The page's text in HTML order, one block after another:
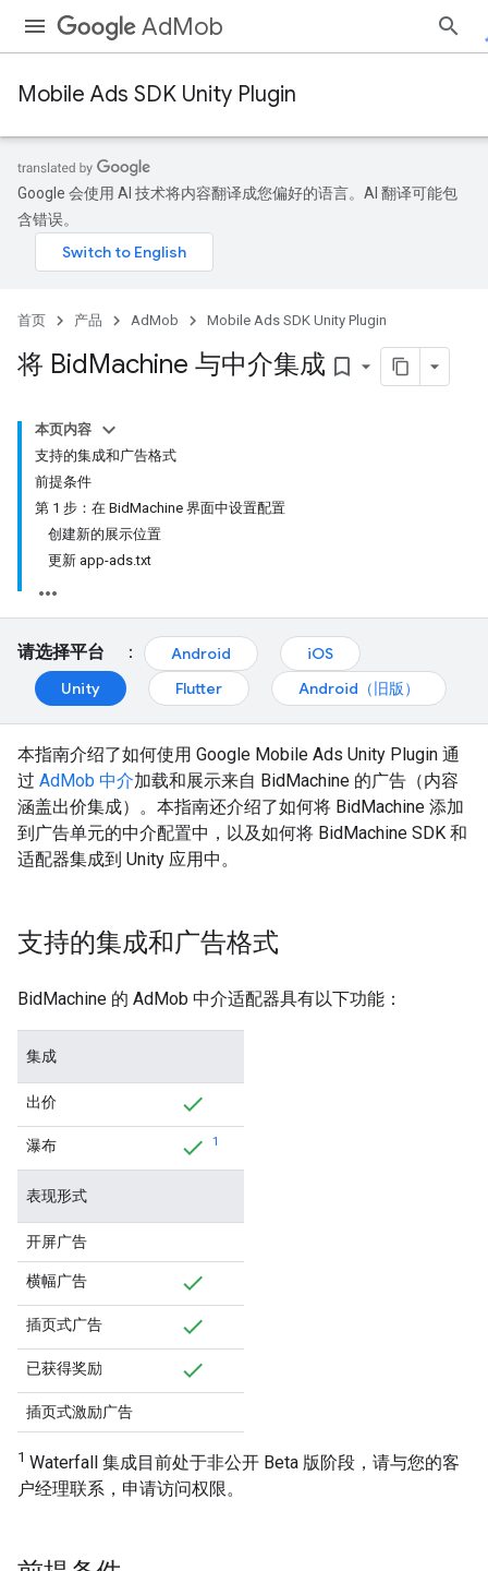
AdMob
Mobile Ads SDK Unity Plugin
Google 会使用 AI 技术将内容翻译成您偏好的语言。AI 翻译可能包
含错误。
首页 产品 AdMob Mobile Ads SDK Unity Plugin
将 BidMachine 与中介集成 bookmark_border
本页内容
支持的集成和广告格式
前提条件
第 1 步：在 BidMachine 界面中设置配置
创建新的展示位置
更新 app-ads.txt
请选择平台 ： Android
iOS
Unity
Flutter Android（旧版）
本指南介绍了如何使用 Google Mobile Ads Unity Plugin 通
过 AdMob 中介加载和展示来自 BidMachine 的广告（内容
涵盖出价集成）。本指南还介绍了如何将 BidMachine 添加
到广告单元的中介配置中，以及如何将 BidMachine SDK 和
适配器集成到 Unity 应用中。
支持的集成和广告格式
BidMachine 的 AdMob 中介适配器具有以下功能：
集成
出价
瀑布 1
表现形式
开屏广告
横幅广告
插页式广告
已获得奖励
插页式激励广告
1 Waterfall 集成目前处于非公开 Beta 版阶段，请与您的客
户经理联系，申请访问权限。